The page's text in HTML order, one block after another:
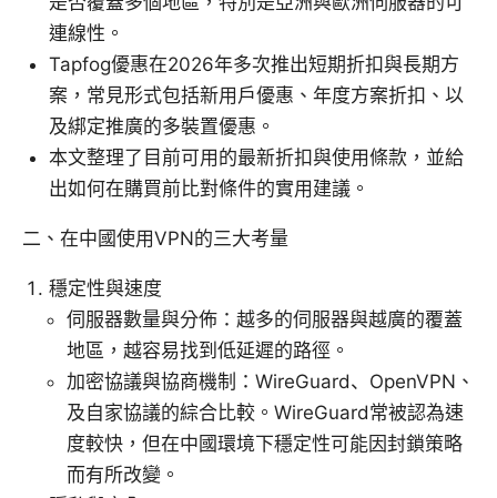
連線性。
Tapfog優惠在2026年多次推出短期折扣與長期方
案，常見形式包括新用戶優惠、年度方案折扣、以
及綁定推廣的多裝置優惠。
本文整理了目前可用的最新折扣與使用條款，並給
出如何在購買前比對條件的實用建議。
二、在中國使用VPN的三大考量
穩定性與速度
伺服器數量與分佈：越多的伺服器與越廣的覆蓋
地區，越容易找到低延遲的路徑。
加密協議與協商機制：WireGuard、OpenVPN、
及自家協議的綜合比較。WireGuard常被認為速
度較快，但在中國環境下穩定性可能因封鎖策略
而有所改變。